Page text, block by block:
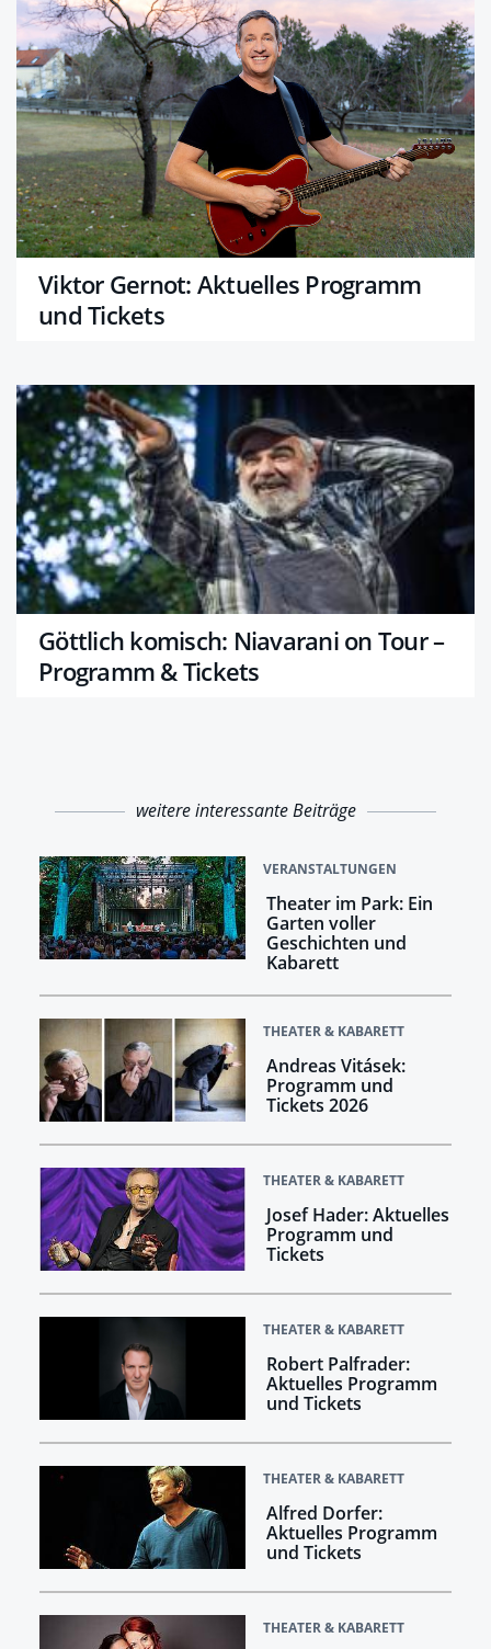
Viktor Gernot: Aktuelles Programm
und Tickets
Göttlich komisch: Niavarani on Tour –
Programm & Tickets
weitere interessante Beiträge
VERANSTALTUNGEN
Theater im Park: Ein
Garten voller
Geschichten und
Kabarett
THEATER & KABARETT
Andreas Vitásek:
Programm und
Tickets 2026
THEATER & KABARETT
Josef Hader: Aktuelles
Programm und
Tickets
THEATER & KABARETT
Robert Palfrader:
Aktuelles Programm
und Tickets
THEATER & KABARETT
Alfred Dorfer:
Aktuelles Programm
und Tickets
THEATER & KABARETT